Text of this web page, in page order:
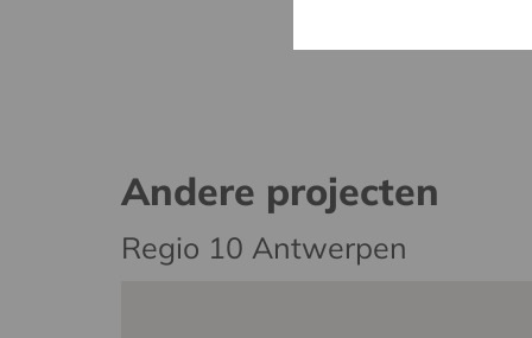
Andere projecten
Regio 10 Antwerpen